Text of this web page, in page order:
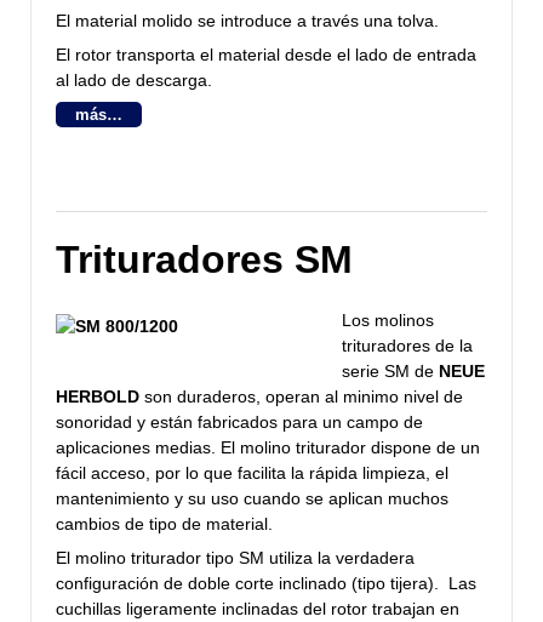
El material molido se introduce a través una tolva.
El rotor transporta el material desde el lado de entrada
al lado de descarga.
más…
Trituradores SM
Los molinos
trituradores de la
serie SM de NEUE
HERBOLD son duraderos, operan al minimo nivel de
sonoridad y están fabricados para un campo de
aplicaciones medias. El molino triturador dispone de un
fácil acceso, por lo que facilita la rápida limpieza, el
mantenimiento y su uso cuando se aplican muchos
cambios de tipo de material.
El molino triturador tipo SM utiliza la verdadera
configuración de doble corte inclinado (tipo tijera). Las
cuchillas ligeramente inclinadas del rotor trabajan en